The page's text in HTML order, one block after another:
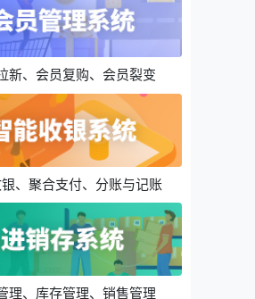
新、会员复购、会员裂变
、聚合支付、分账与记账
理、库存管理、销售管理